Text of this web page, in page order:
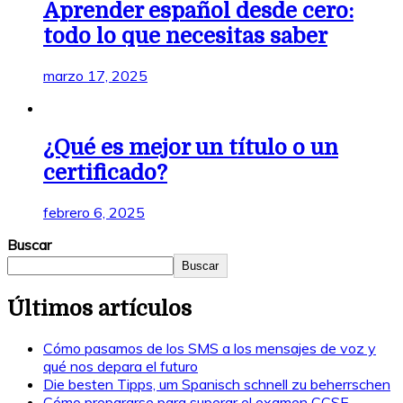
Aprender español desde cero:
todo lo que necesitas saber
marzo 17, 2025
¿Qué es mejor un título o un
certificado?
febrero 6, 2025
Buscar
Buscar
Últimos artículos
Cómo pasamos de los SMS a los mensajes de voz y
qué nos depara el futuro
Die besten Tipps, um Spanisch schnell zu beherrschen